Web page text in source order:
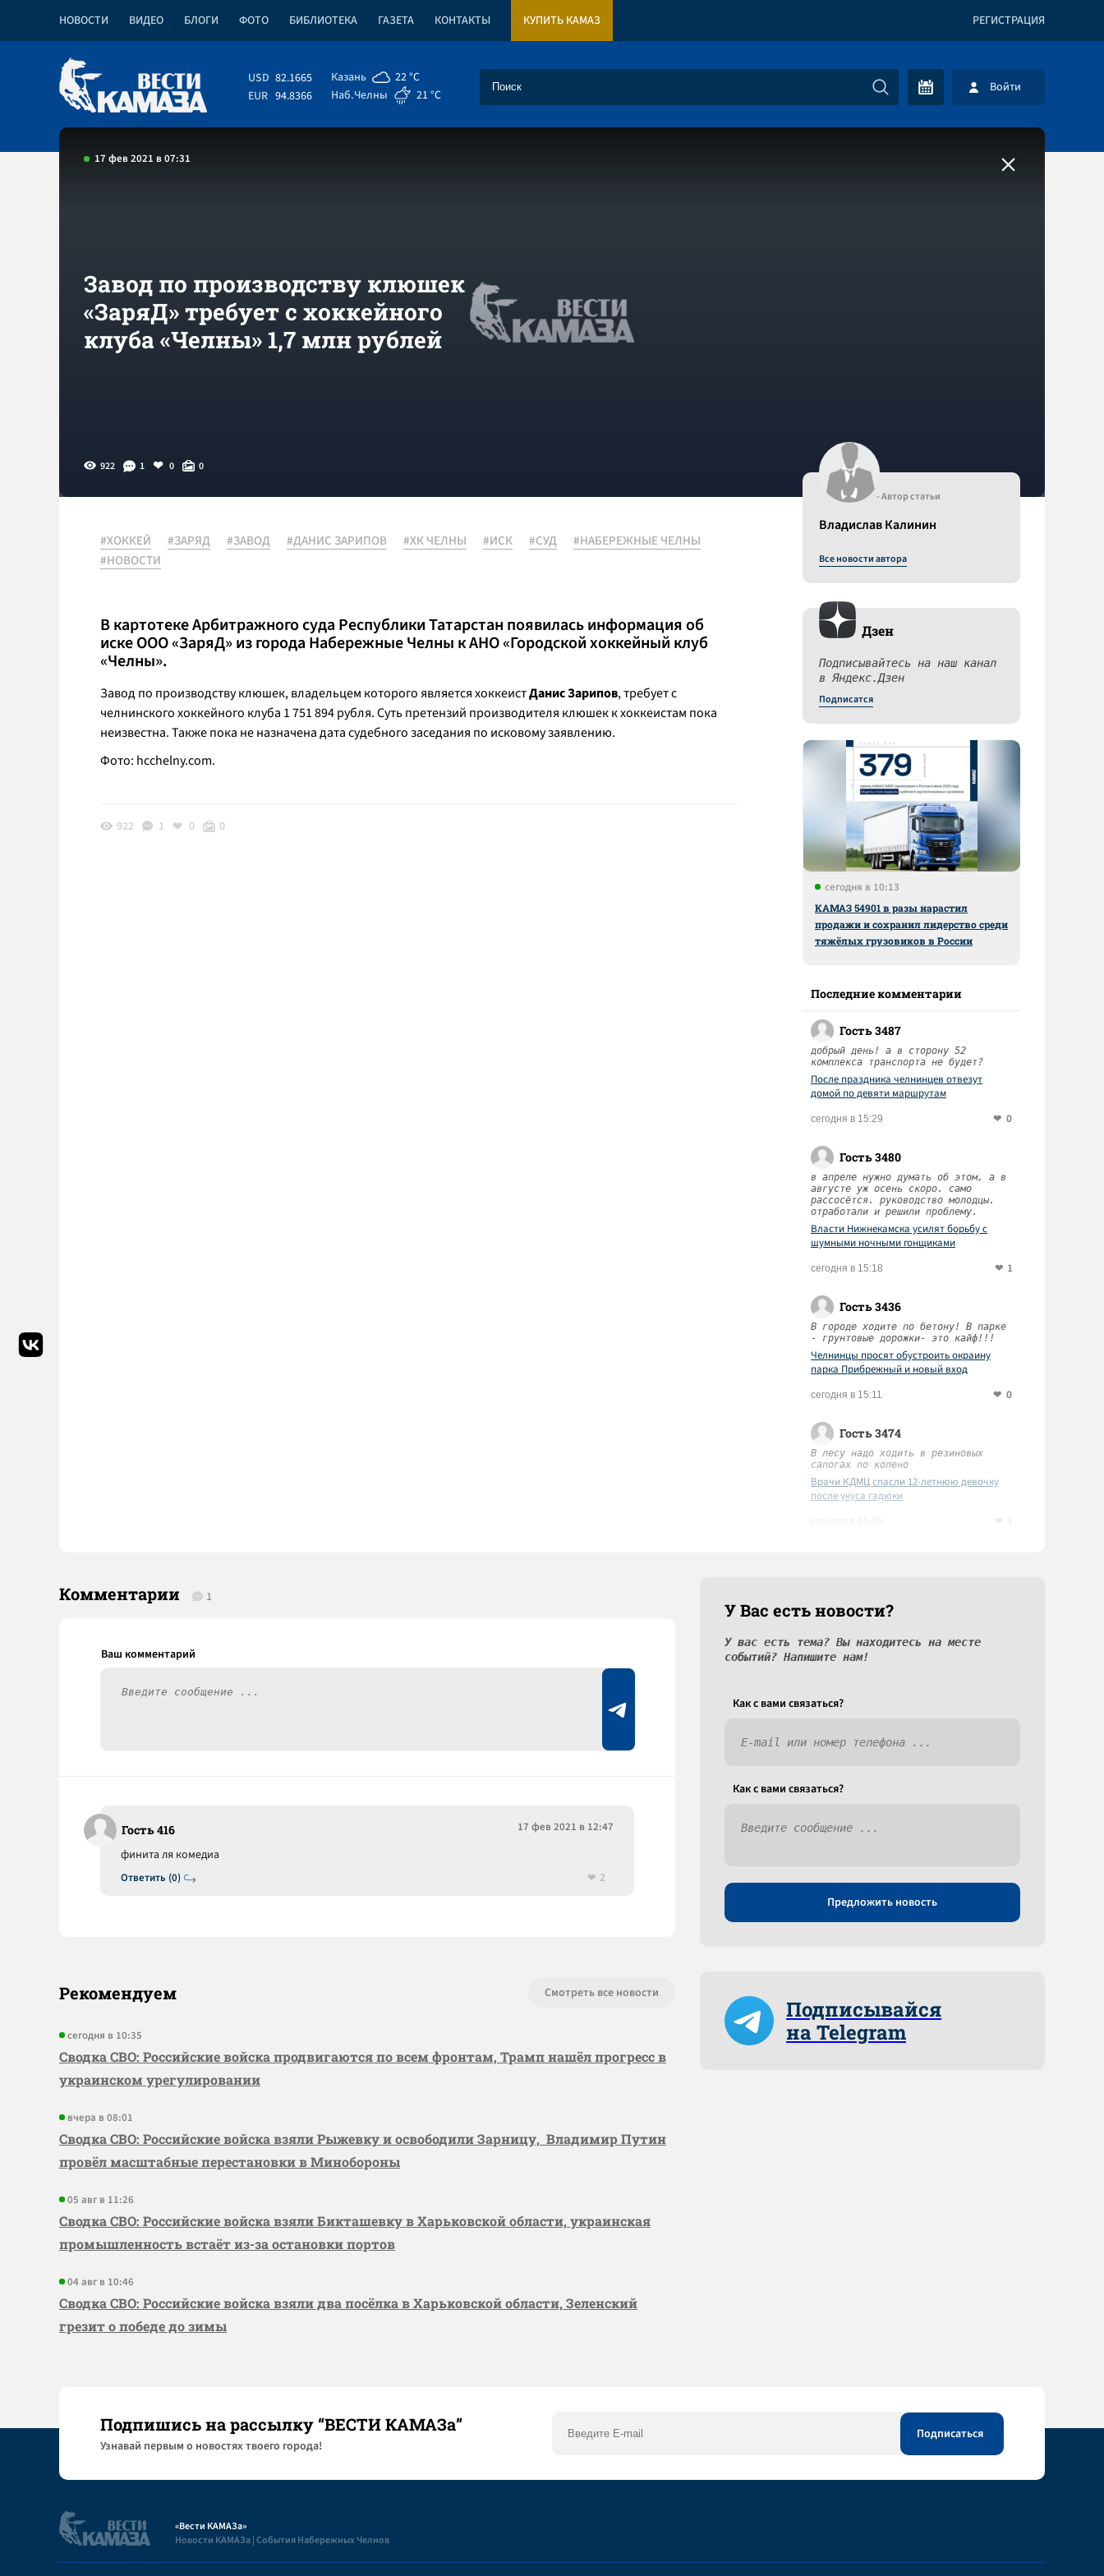
НОВОСТИ ВИДЕО БЛОГИ ФОТО БИБЛИОТЕКА ГАЗЕТА КОНТАКТЫ КУПИТЬ КАМАЗ РЕГИСТРАЦИЯ
USD 82.1665
EUR 94.8366
Казань
22 °C
Наб.Челны
21 °C Войти
17 фев 2021 в 07:31
Завод по производству клюшек
«ЗаряД» требует с хоккейного
клуба «Челны» 1,7 млн рублей
922 1 0 0
#ХОККЕЙ #ЗАРЯД #ЗАВОД #ДАНИС ЗАРИПОВ #ХК ЧЕЛНЫ #ИСК #СУД
#НАБЕРЕЖНЫЕ ЧЕЛНЫ
#НОВОСТИ
В картотеке Арбитражного суда Республики Татарстан появилась информация об
иске ООО «ЗаряД» из города Набережные Челны к АНО «Городской хоккейный клуб
«Челны».
Завод по производству клюшек, владельцем которого является хоккеистДанис Зарипов, требует с
челнинского хоккейного клуба 1 751 894 рубля. Суть претензий производителя клюшек к хоккеистам пока
неизвестна. Также пока не назначена дата судебного заседания по исковому заявлению.
Фото: hcchelny.com.
922 1 0 0
- Автор статьи
Владислав Калинин
Все новости автора
Дзен
Подписывайтесь на наш канал
в Яндекс.Дзен
Подписатся
сегодня в 10:13
КАМАЗ 54901 в разы нарастил
продажи и сохранил лидерство среди
тяжёлых грузовиков в России
Последние комментарии
Гость 3487
добрый день! а в сторону 52
комплекса транспорта не будет?
После праздника челнинцев отвезут
домой по девяти маршрутам
сегодня в 15:29 0
Гость 3480
в апреле нужно думать об этом, а в
августе уж осень скоро. само
рассосётся. руководство молодцы.
отработали и решили проблему.
Власти Нижнекамска усилят борьбу с
шумными ночными гонщиками
сегодня в 15:18 1
Гость 3436
В городе ходите по бетону! В парке
- грунтовые дорожки- это кайф!!!
Челнинцы просят обустроить окраину
парка Прибрежный и новый вход
сегодня в 15:11 0
Гость 3474
В лесу надо ходить в резиновых
сапогах по колено
Врачи КДМЦ спасли 12-летнюю девочку
после укуса гадюки
Комментарии 1
Гость 416 17 фев 2021 в 12:47
Ответить (0)
финита ля комедиа
2
Рекомендуем Смотреть все новости
сегодня в 10:35
Сводка СВО: Российские войска продвигаются по всем фронтам, Трамп нашёл прогресс в
украинском урегулировании
вчера в 08:01
Сводка СВО: Российские войска взяли Рыжевку и освободили Зарницу, Владимир Путин
провёл масштабные перестановки в Минобороны
05 авг в 11:26
Сводка СВО: Российские войска взяли Бикташевку в Харьковской области, украинская
промышленность встаёт из-за остановки портов
04 авг в 10:46
Сводка СВО: Российские войска взяли два посёлка в Харьковской области, Зеленский
грезит о победе до зимы
У Вас есть новости?
У вас есть тема? Вы находитесь на месте
событий? Напишите нам!
Как c вами связаться?
Как c вами связаться?
Предложить новость
Подписывайся
на Telegram
Подпишись на рассылку “ВЕСТИ КАМАЗа”
Узнaвай первым о новостях твоего города!
«Вести КАМАЗа»
Новости КАМАЗа | События Набережных Челнов